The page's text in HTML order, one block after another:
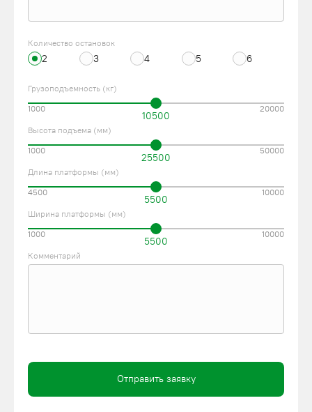
Количество остановок
2 3 4 5 6
Грузоподъемность (кг)
10500
1000 20000
Высота подъема (мм)
25500
1000 50000
Длина платформы (мм)
5500
4500 10000
Ширина платформы (мм)
5500
1000 10000
Комментарий
Отправить заявку